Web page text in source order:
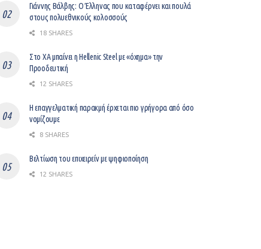
Γιάννης Βάλβης: O Έλληνας που καταφέρνει και πουλά
στους πολυεθνικούς κολοσσούς
18 SHARES
Στο ΧΑ μπαίνει η Hellenic Steel με «όχημα» την
Προοδευτική
12 SHARES
Η επαγγελματική παρακμή έρχεται πιο γρήγορα από όσο
νομίζουμε
8 SHARES
Βελτίωση του επιχειρείν με ψηφιοποίηση
12 SHARES